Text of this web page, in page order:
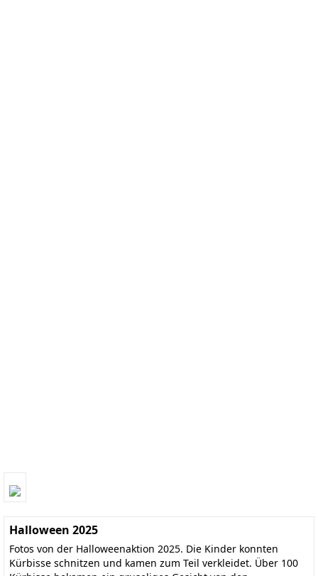
Halloween 2025
Fotos von der Halloweenaktion 2025. Die Kinder konnten
Kürbisse schnitzen und kamen zum Teil verkleidet. Über 100